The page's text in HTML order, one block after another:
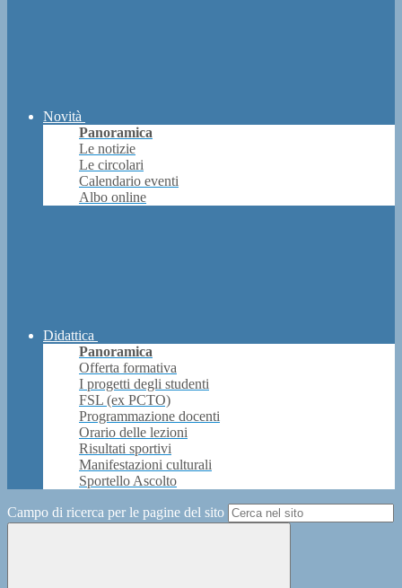
Novità
Panoramica
Le notizie
Le circolari
Calendario eventi
Albo online
Didattica
Panoramica
Offerta formativa
I progetti degli studenti
FSL (ex PCTO)
Programmazione docenti
Orario delle lezioni
Risultati sportivi
Manifestazioni culturali
Sportello Ascolto
Campo di ricerca per le pagine del sito